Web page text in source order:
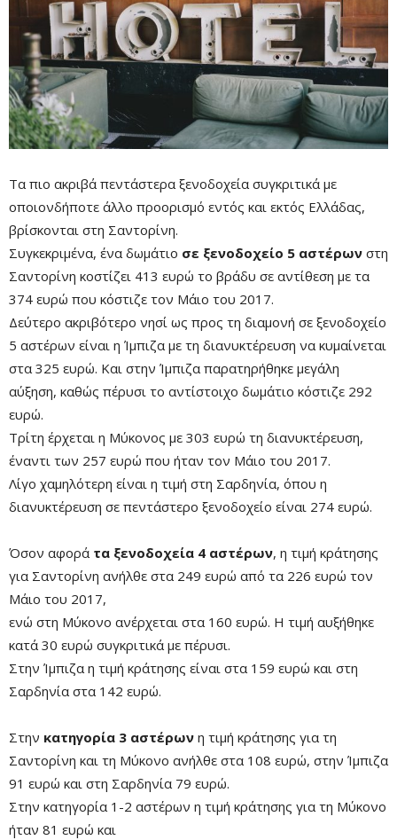
Remaining
Time
-0:00
Τα πιο ακριβά πεντάστερα ξενοδοχεία συγκριτικά με
οποιονδήποτε άλλο προορισμό εντός και εκτός Ελλάδας,
βρίσκονται στη Σαντορίνη.
Συγκεκριμένα, ένα δωμάτιο σε ξενοδοχείο 5 αστέρων στη
Σαντορίνη κοστίζει 413 ευρώ το βράδυ σε αντίθεση με τα
374 ευρώ που κόστιζε τον Μάιο του 2017.
Δεύτερο ακριβότερο νησί ως προς τη διαμονή σε ξενοδοχείο
5 αστέρων είναι η Ίμπιζα με τη διανυκτέρευση να κυμαίνεται
στα 325 ευρώ. Και στην Ίμπιζα παρατηρήθηκε μεγάλη
αύξηση, καθώς πέρυσι το αντίστοιχο δωμάτιο κόστιζε 292
ευρώ.
Τρίτη έρχεται η Μύκονος με 303 ευρώ τη διανυκτέρευση,
έναντι των 257 ευρώ που ήταν τον Μάιο του 2017.
Λίγο χαμηλότερη είναι η τιμή στη Σαρδηνία, όπου η
διανυκτέρευση σε πεντάστερο ξενοδοχείο είναι 274 ευρώ.
Όσον αφοράτα ξενοδοχεία 4 αστέρων, η τιμή κράτησης
για Σαντορίνη ανήλθε στα 249 ευρώ από τα 226 ευρώ τον
Μάιο του 2017,
ενώ στη Μύκονο ανέρχεται στα 160 ευρώ. Η τιμή αυξήθηκε
κατά 30 ευρώ συγκριτικά με πέρυσι.
Στην Ίμπιζα η τιμή κράτησης είναι στα 159 ευρώ και στη
Σαρδηνία στα 142 ευρώ.
Στην κατηγορία 3 αστέρων η τιμή κράτησης για τη
Σαντορίνη και τη Μύκονο ανήλθε στα 108 ευρώ, στην Ίμπιζα
91 ευρώ και στη Σαρδηνία 79 ευρώ.
Στην κατηγορία 1-2 αστέρων η τιμή κράτησης για τη Μύκονο
ήταν 81 ευρώ και